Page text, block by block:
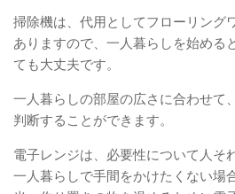
掃除機は、代用としてフローリング
ありますので、一人暮らしを始める
ても大丈夫です。
一人暮らしの部屋の広さに合わせて
判断することができます。
電子レンジは、必要性について人そ
一人暮らしで手間をかけたくない場